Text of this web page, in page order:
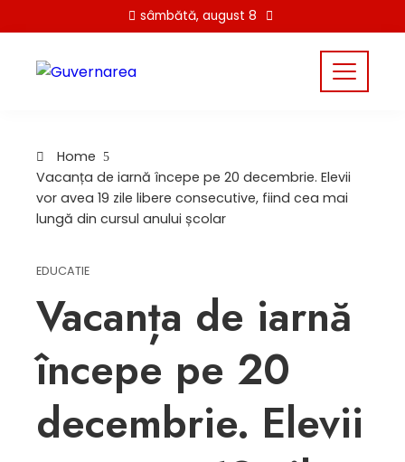
to
content
sâmbătă, august 8
Home
Vacanța de iarnă începe pe 20 decembrie. Elevii
vor avea 19 zile libere consecutive, fiind cea mai
lungă din cursul anului școlar
EDUCATIE
Vacanța de iarnă
începe pe 20
decembrie. Elevii